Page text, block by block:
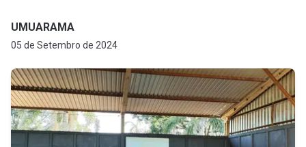
UMUARAMA
05 de Setembro de 2024